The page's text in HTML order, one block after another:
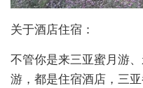
关于酒店住宿：
不管你是来三亚蜜月游
游，都是住宿酒店，三